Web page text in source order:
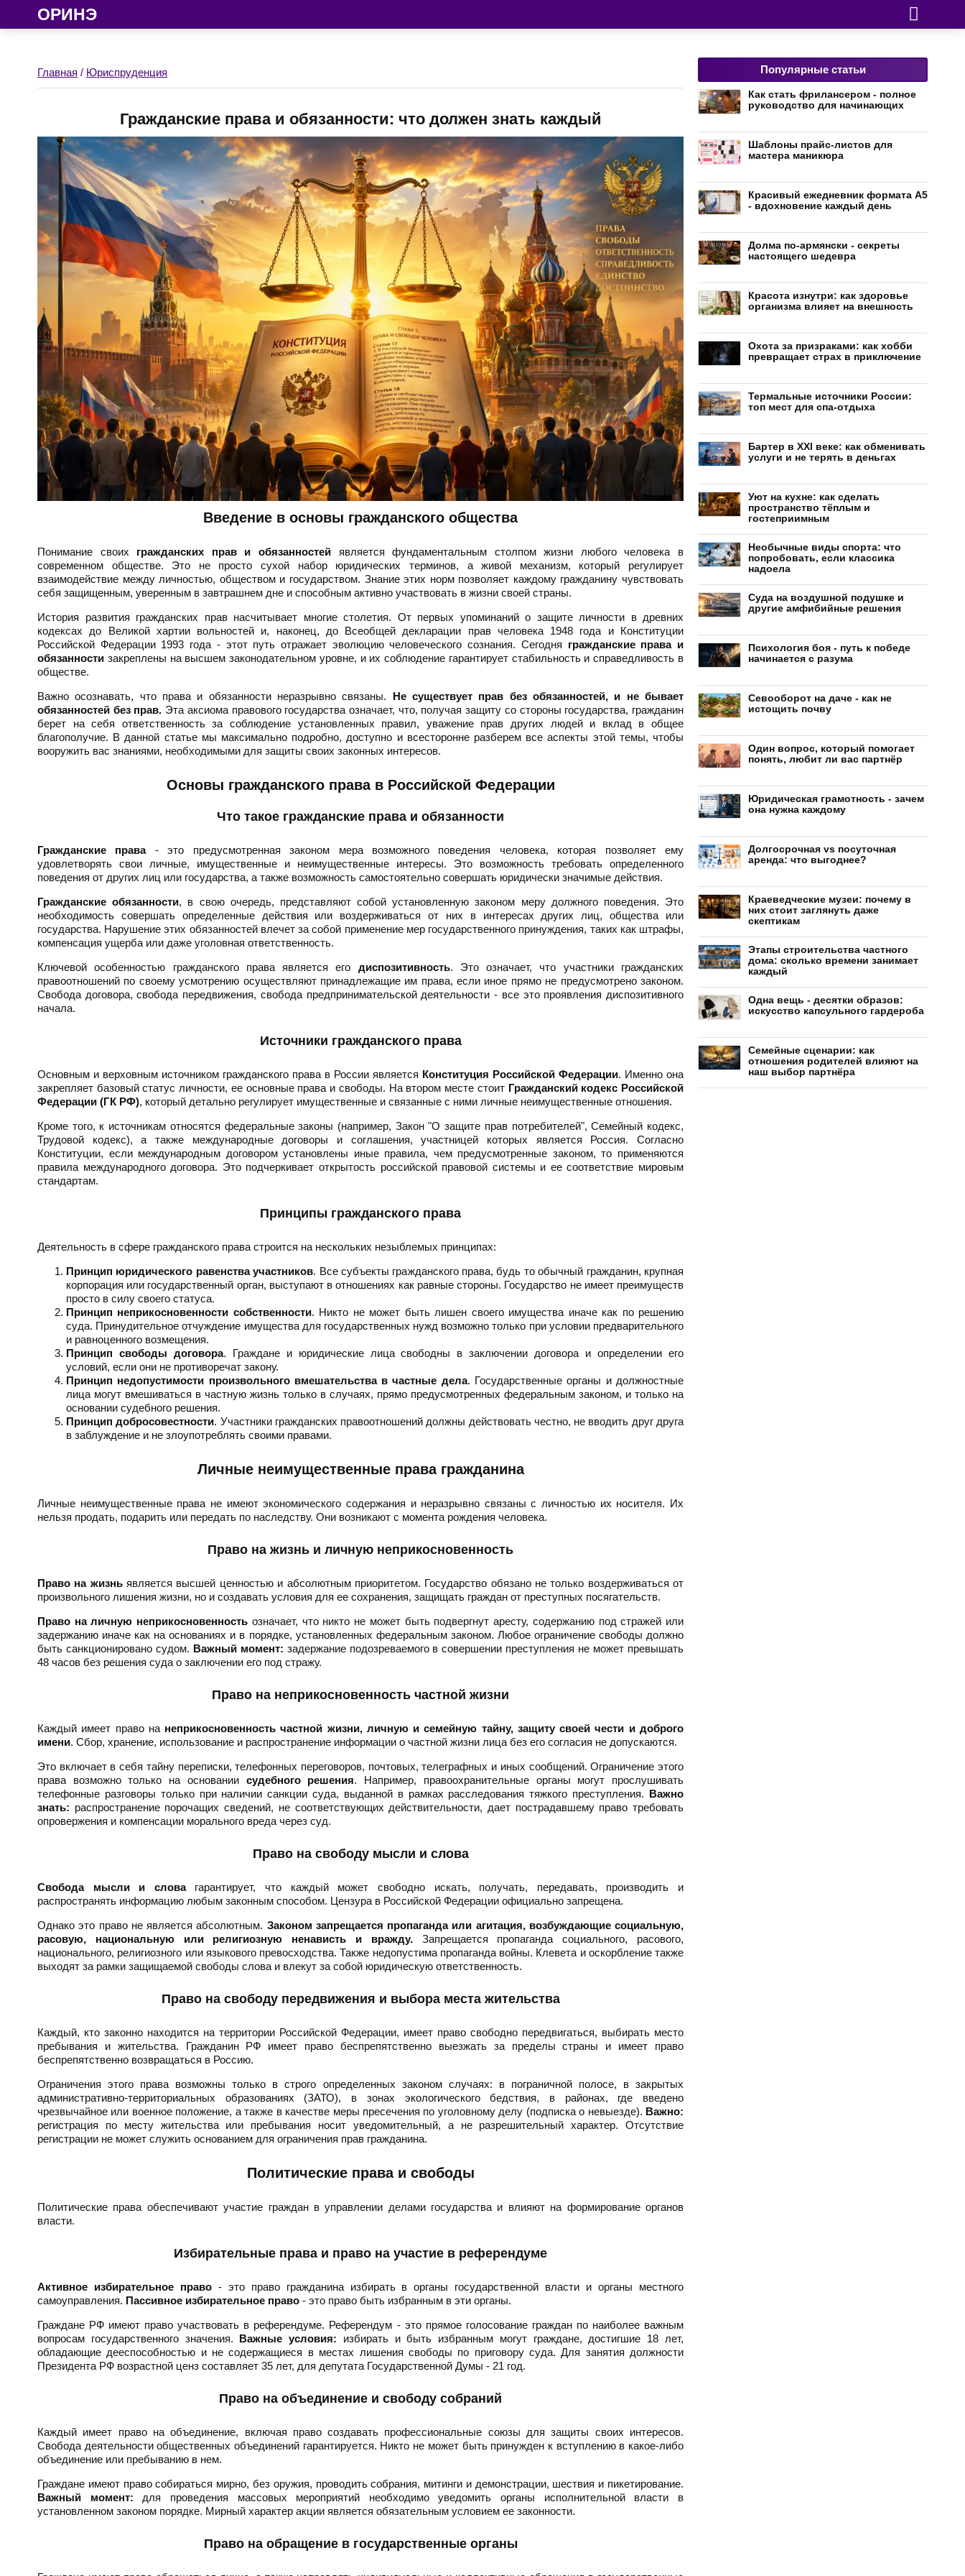
ОРИНЭ
Главная / Юриспруденция
Гражданские права и обязанности: что должен знать каждый
Введение в основы гражданского общества
Понимание своих гражданских прав и обязанностейявляется фундаментальным столпом жизни любого человека в
современном обществе. Это не просто сухой набор юридических терминов, а живой механизм, который регулирует
взаимодействие между личностью, обществом и государством. Знание этих норм позволяет каждому гражданину чувствовать
себя защищенным, уверенным в завтрашнем дне и способным активно участвовать в жизни своей страны.
История развития гражданских прав насчитывает многие столетия. От первых упоминаний о защите личности в древних
кодексах до Великой хартии вольностей и, наконец, до Всеобщей декларации прав человека 1948 года и Конституции
Российской Федерации 1993 года - этот путь отражает эволюцию человеческого сознания. Сегодня гражданские права и
обязанности закреплены на высшем законодательном уровне, и их соблюдение гарантирует стабильность и справедливость в
обществе.
Важно осознавать, что права и обязанности неразрывно связаны. Не существует прав без обязанностей, и не бывает
обязанностей без прав. Эта аксиома правового государства означает, что, получая защиту со стороны государства, гражданин
берет на себя ответственность за соблюдение установленных правил, уважение прав других людей и вклад в общее
благополучие. В данной статье мы максимально подробно, доступно и всесторонне разберем все аспекты этой темы, чтобы
вооружить вас знаниями, необходимыми для защиты своих законных интересов.
Основы гражданского права в Российской Федерации
Что такое гражданские права и обязанности
Гражданские права- это предусмотренная законом мера возможного поведения человека, которая позволяет ему
удовлетворять свои личные, имущественные и неимущественные интересы. Это возможность требовать определенного
поведения от других лиц или государства, а также возможность самостоятельно совершать юридически значимые действия.
Гражданские обязанности, в свою очередь, представляют собой установленную законом меру должного поведения. Это
необходимость совершать определенные действия или воздерживаться от них в интересах других лиц, общества или
государства. Нарушение этих обязанностей влечет за собой применение мер государственного принуждения, таких как штрафы,
компенсация ущерба или даже уголовная ответственность.
Ключевой особенностью гражданского права является его диспозитивность. Это означает, что участники гражданских
правоотношений по своему усмотрению осуществляют принадлежащие им права, если иное прямо не предусмотрено законом.
Свобода договора, свобода передвижения, свобода предпринимательской деятельности - все это проявления диспозитивного
начала.
Источники гражданского права
Основным и верховным источником гражданского права в России является Конституция Российской Федерации. Именно она
закрепляет базовый статус личности, ее основные права и свободы. На втором месте стоит Гражданский кодекс Российской
Федерации (ГК РФ), который детально регулирует имущественные и связанные с ними личные неимущественные отношения.
Кроме того, к источникам относятся федеральные законы (например, Закон "О защите прав потребителей", Семейный кодекс,
Трудовой кодекс), а также международные договоры и соглашения, участницей которых является Россия. Согласно
Конституции, если международным договором установлены иные правила, чем предусмотренные законом, то применяются
правила международного договора. Это подчеркивает открытость российской правовой системы и ее соответствие мировым
стандартам.
Принципы гражданского права
Деятельность в сфере гражданского права строится на нескольких незыблемых принципах:
Принцип юридического равенства участников. Все субъекты гражданского права, будь то обычный гражданин, крупная
корпорация или государственный орган, выступают в отношениях как равные стороны. Государство не имеет преимуществ
просто в силу своего статуса.
Принцип неприкосновенности собственности. Никто не может быть лишен своего имущества иначе как по решению
суда. Принудительное отчуждение имущества для государственных нужд возможно только при условии предварительного
и равноценного возмещения.
Принцип свободы договора. Граждане и юридические лица свободны в заключении договора и определении его
условий, если они не противоречат закону.
Принцип недопустимости произвольного вмешательства в частные дела. Государственные органы и должностные
лица могут вмешиваться в частную жизнь только в случаях, прямо предусмотренных федеральным законом, и только на
основании судебного решения.
Принцип добросовестности. Участники гражданских правоотношений должны действовать честно, не вводить друг друга
в заблуждение и не злоупотреблять своими правами.
Личные неимущественные права гражданина
Личные неимущественные права не имеют экономического содержания и неразрывно связаны с личностью их носителя. Их
нельзя продать, подарить или передать по наследству. Они возникают с момента рождения человека.
Право на жизнь и личную неприкосновенность
Право на жизньявляется высшей ценностью и абсолютным приоритетом. Государство обязано не только воздерживаться от
произвольного лишения жизни, но и создавать условия для ее сохранения, защищать граждан от преступных посягательств.
Право на личную неприкосновенность означает, что никто не может быть подвергнут аресту, содержанию под стражей или
задержанию иначе как на основаниях и в порядке, установленных федеральным законом. Любое ограничение свободы должно
быть санкционировано судом. Важный момент: задержание подозреваемого в совершении преступления не может превышать
48 часов без решения суда о заключении его под стражу.
Право на неприкосновенность частной жизни
Каждый имеет право на неприкосновенность частной жизни, личную и семейную тайну, защиту своей чести и доброго
имени. Сбор, хранение, использование и распространение информации о частной жизни лица без его согласия не допускаются.
Это включает в себя тайну переписки, телефонных переговоров, почтовых, телеграфных и иных сообщений. Ограничение этого
права возможно только на основании судебного решения. Например, правоохранительные органы могут прослушивать
телефонные разговоры только при наличии санкции суда, выданной в рамках расследования тяжкого преступления. Важно
знать: распространение порочащих сведений, не соответствующих действительности, дает пострадавшему право требовать
опровержения и компенсации морального вреда через суд.
Право на свободу мысли и слова
Свобода мысли и словагарантирует, что каждый может свободно искать, получать, передавать, производить и
распространять информацию любым законным способом. Цензура в Российской Федерации официально запрещена.
Однако это право не является абсолютным. Законом запрещается пропаганда или агитация, возбуждающие социальную,
расовую, национальную или религиозную ненависть и вражду.Запрещается пропаганда социального, расового,
национального, религиозного или языкового превосходства. Также недопустима пропаганда войны. Клевета и оскорбление также
выходят за рамки защищаемой свободы слова и влекут за собой юридическую ответственность.
Право на свободу передвижения и выбора места жительства
Каждый, кто законно находится на территории Российской Федерации, имеет право свободно передвигаться, выбирать место
пребывания и жительства. Гражданин РФ имеет право беспрепятственно выезжать за пределы страны и имеет право
беспрепятственно возвращаться в Россию.
Ограничения этого права возможны только в строго определенных законом случаях: в пограничной полосе, в закрытых
административно-территориальных образованиях (ЗАТО), в зонах экологического бедствия, в районах, где введено
чрезвычайное или военное положение, а также в качестве меры пресечения по уголовному делу (подписка о невыезде). Важно:
регистрация по месту жительства или пребывания носит уведомительный, а не разрешительный характер. Отсутствие
регистрации не может служить основанием для ограничения прав гражданина.
Политические права и свободы
Политические права обеспечивают участие граждан в управлении делами государства и влияют на формирование органов
власти.
Избирательные права и право на участие в референдуме
Активное избирательное право- это право гражданина избирать в органы государственной власти и органы местного
самоуправления. Пассивное избирательное право - это право быть избранным в эти органы.
Граждане РФ имеют право участвовать в референдуме. Референдум - это прямое голосование граждан по наиболее важным
вопросам государственного значения. Важные условия: избирать и быть избранным могут граждане, достигшие 18 лет,
обладающие дееспособностью и не содержащиеся в местах лишения свободы по приговору суда. Для занятия должности
Президента РФ возрастной ценз составляет 35 лет, для депутата Государственной Думы - 21 год.
Право на объединение и свободу собраний
Каждый имеет право на объединение, включая право создавать профессиональные союзы для защиты своих интересов.
Свобода деятельности общественных объединений гарантируется. Никто не может быть принужден к вступлению в какое-либо
объединение или пребыванию в нем.
Граждане имеют право собираться мирно, без оружия, проводить собрания, митинги и демонстрации, шествия и пикетирование.
Важный момент: для проведения массовых мероприятий необходимо уведомить органы исполнительной власти в
установленном законом порядке. Мирный характер акции является обязательным условием ее законности.
Право на обращение в государственные органы
Популярные статьи
Как стать фрилансером - полное
руководство для начинающих
Шаблоны прайс-листов для
мастера маникюра
Красивый ежедневник формата А5
- вдохновение каждый день
Долма по-армянски - секреты
настоящего шедевра
Красота изнутри: как здоровье
организма влияет на внешность
Охота за призраками: как хобби
превращает страх в приключение
Термальные источники России:
топ мест для спа-отдыха
Бартер в XXI веке: как обменивать
услуги и не терять в деньгах
Уют на кухне: как сделать
пространство тёплым и
гостеприимным
Необычные виды спорта: что
попробовать, если классика
надоела
Суда на воздушной подушке и
другие амфибийные решения
Психология боя - путь к победе
начинается с разума
Севооборот на даче - как не
истощить почву
Один вопрос, который помогает
понять, любит ли вас партнёр
Юридическая грамотность - зачем
она нужна каждому
Долгосрочная vs посуточная
аренда: что выгоднее?
Краеведческие музеи: почему в
них стоит заглянуть даже
скептикам
Этапы строительства частного
дома: сколько времени занимает
каждый
Одна вещь - десятки образов:
искусство капсульного гардероба
Семейные сценарии: как
отношения родителей влияют на
наш выбор партнёра